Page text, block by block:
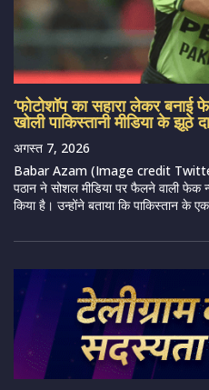
‘फोटोशॉप का सहारा लेकर बनाई
खोली पाकिस्तानी मीडिया के झूठे
अगस्त 7, 2026
Babar Azam (Image credit Twitter
पठान ने सोशल मीडिया पर फैलने वाली
किया है। उन्होंने बताया कि पाकिस्तान के